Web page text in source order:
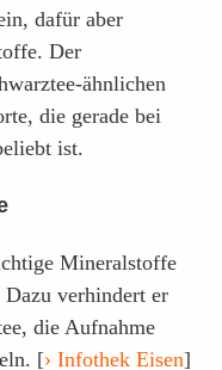
dafür aber
Der
ähnlichen
die gerade bei
ist.
Mineralstoffe
verhindert er
die Aufnahme
[ Infothek Eisen]